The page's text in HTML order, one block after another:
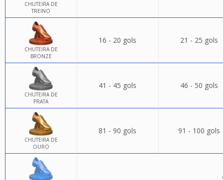
CHUTEIRA DE
TREINO
CHUTEIRA DE
BRONZE
16 - 20 gols 21 - 25 gols
CHUTEIRA DE
PRATA
41 - 45 gols 46 - 50 gols
CHUTEIRA DE
OURO
81 - 90 gols 91 - 100 gols